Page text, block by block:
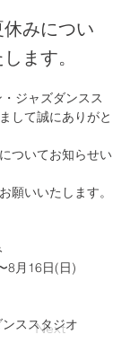
みについ
ます。
Next
ジャズダンスス
して誠にありがと
ついてお知らせい
願いいたします。
8月16日(日)
ススタジオ